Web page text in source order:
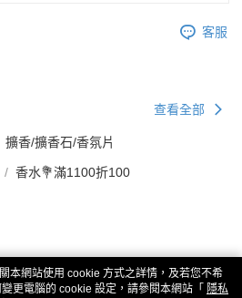
客服
查看全部
擴香/擴香石/香氛片
香水💐滿1100折100
本網站使用 cookie 方式之詳情，及若您不希
更電腦的 cookie 設定，請參閱本網站「 隱私